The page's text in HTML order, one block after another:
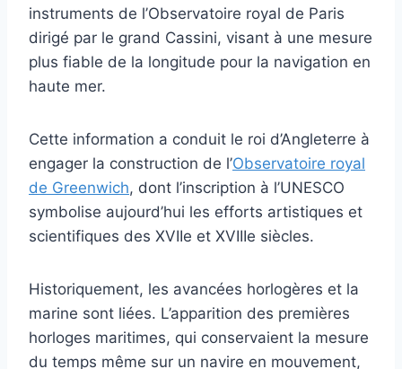
instruments de l’Observatoire royal de Paris
dirigé par le grand Cassini, visant à une mesure
plus fiable de la longitude pour la navigation en
haute mer.
Cette information a conduit le roi d’Angleterre à
engager la construction de l’Observatoire royal
de Greenwich, dont l’inscription à l’UNESCO
symbolise aujourd’hui les efforts artistiques et
scientifiques des XVIIe et XVIIIe siècles.
Historiquement, les avancées horlogères et la
marine sont liées. L’apparition des premières
horloges maritimes, qui conservaient la mesure
du temps même sur un navire en mouvement,